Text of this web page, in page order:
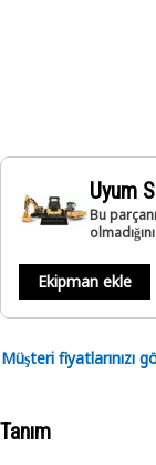
Uyum
Bu
Ekipman ekle
Müşteri fiyatlarınızı
Tanım